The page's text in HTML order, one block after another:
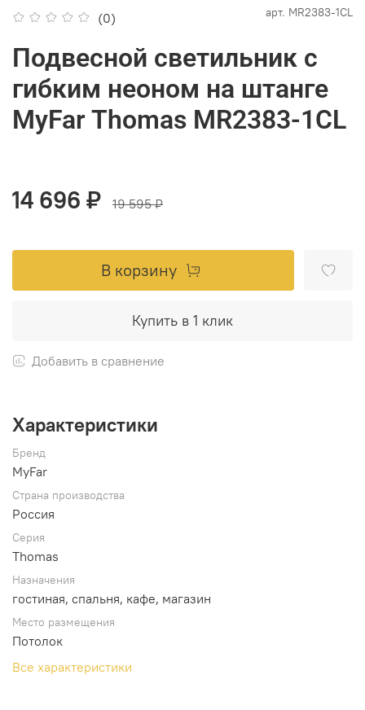
(0) арт. MR2383-1CL
Подвесной светильник с
гибким неоном на штанге
MyFar Thomas MR2383-1CL
14 696 ₽ 19 595 ₽
В корзину
Купить в 1 клик
Добавить в сравнение
Характеристики
Бренд
MyFar
Страна производства
Россия
Серия
Thomas
Назначения
гостиная, спальня, кафе, магазин
Место размещения
Потолок
Все характеристики